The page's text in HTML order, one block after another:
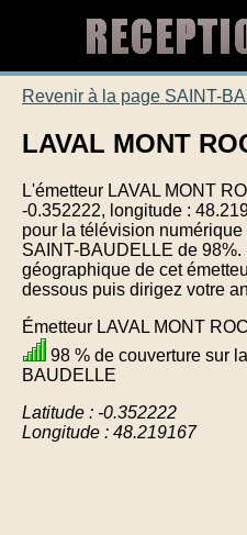
Revenir à la page SAINT-
LAVAL MONT
L'émetteur LAVAL MONT
-0.352222, longitude :
pour la télévision
SAINT-BAUDELLE de
géographique de cet
dessous puis dirigez votre
Émetteur LAVAL MONT
98 % de couverture sur
BAUDELLE
Latitude : -0.352222
Longitude : 48.219167